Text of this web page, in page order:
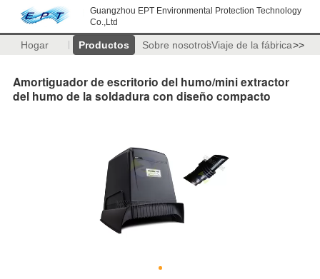
Guangzhou EPT Environmental Protection Technology
Co.,Ltd
Hogar Productos Sobre nosotrosViaje de la fábrica>>
Amortiguador de escritorio del humo/mini extractor
del humo de la soldadura con diseño compacto